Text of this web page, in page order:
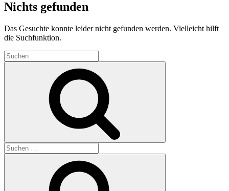
Nichts gefunden
Das Gesuchte konnte leider nicht gefunden werden. Vielleicht hilft
die Suchfunktion.
Suchen
nach:
Suchen
nach: